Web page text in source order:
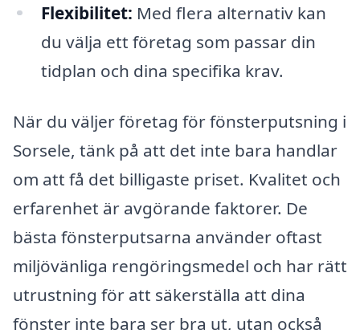
Flexibilitet: Med flera alternativ kan
du välja ett företag som passar din
tidplan och dina specifika krav.
När du väljer företag för fönsterputsning i
Sorsele, tänk på att det inte bara handlar
om att få det billigaste priset. Kvalitet och
erfarenhet är avgörande faktorer. De
bästa fönsterputsarna använder oftast
miljövänliga rengöringsmedel och har rätt
utrustning för att säkerställa att dina
fönster inte bara ser bra ut, utan också